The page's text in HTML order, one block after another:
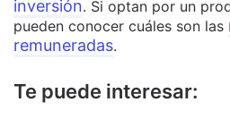
inversión. Si optan por un
pueden conocer cuáles son las
remuneradas.
Te puede interesar: